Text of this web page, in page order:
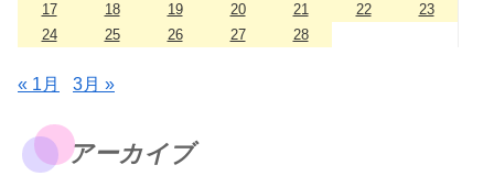
17
18 19 20 21 22
23
24
25 26 27 28
« 1月 3月 »
アーカイブ